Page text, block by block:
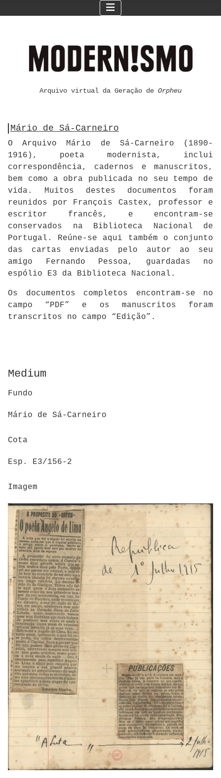
Arquivo virtual da Geração de Orpheu
Mário de Sá-Carneiro
O Arquivo Mário de Sá-Carneiro (1890-
1916), poeta modernista, inclui
correspondência, cadernos e manuscritos,
bem como a obra publicada no seu tempo de
vida. Muitos destes documentos foram
reunidos por François Castex, professor e
escritor francês, e encontram-se
conservados na Biblioteca Nacional de
Portugal. Reúne-se aqui também o conjunto
das cartas enviadas pelo autor ao seu
amigo Fernando Pessoa, guardadas no
espólio E3 da Biblioteca Nacional.
Os documentos completos encontram-se no
campo “PDF” e os manuscritos foram
transcritos no campo “Edição”.
Medium
Fundo
Mário de Sá-Carneiro
Cota
Esp. E3/156-2
Imagem